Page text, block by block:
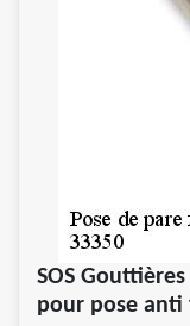
SOS
pour pose